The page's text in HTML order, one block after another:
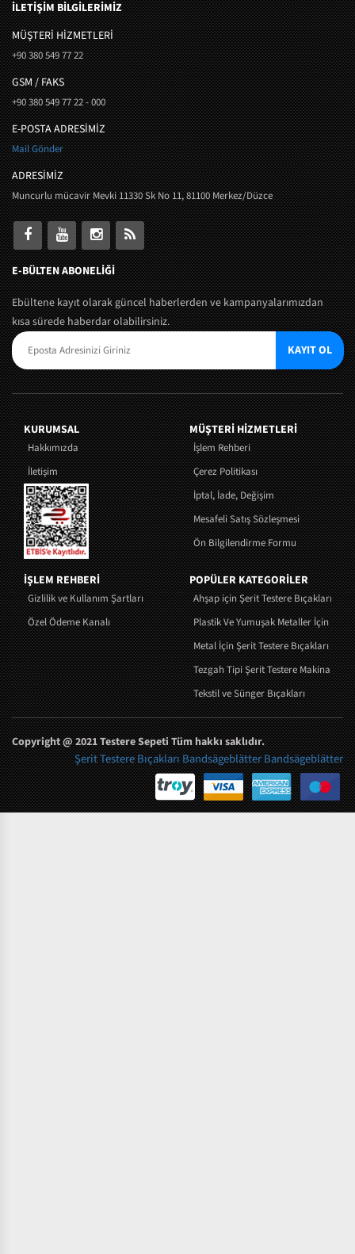
İLETİŞİM BİLGİLERİMİZ
MÜŞTERI HIZMETLERI
+90 380 549 77 22
GSM / FAKS
+90 380 549 77 22 - 000
E-POSTA ADRESİMİZ
Mail Gönder
ADRESİMİZ
Muncurlu mücavir Mevki 11330 Sk No 11, 81100 Merkez/Düzce
E-BÜLTEN ABONELİĞİ
Ebültene kayıt olarak güncel haberlerden ve kampanyalarımızdan
kısa sürede haberdar olabilirsiniz.
KAYIT OL
KURUMSAL
Hakkımızda
İletişim
MÜŞTERI HIZMETLERI
İşlem Rehberi
Çerez Politikası
İptal, İade, Değişim
Mesafeli Satış Sözleşmesi
Ön Bilgilendirme Formu
İŞLEM REHBERİ
Gizlilik ve Kullanım Şartları
Özel Ödeme Kanalı
POPÜLER KATEGORİLER
Ahşap için Şerit Testere Bıçakları
Plastik Ve Yumuşak Metaller İçin Şerit
Metal İçin Şerit Testere Bıçakları
Tezgah Tipi Şerit Testere Makinaları
Tekstil ve Sünger Bıçakları
Copyright @ 2021 Testere Sepeti Tüm hakkı saklıdır.
Şerit Testere BıçaklarıBandsägeblätterBandsägeblätter